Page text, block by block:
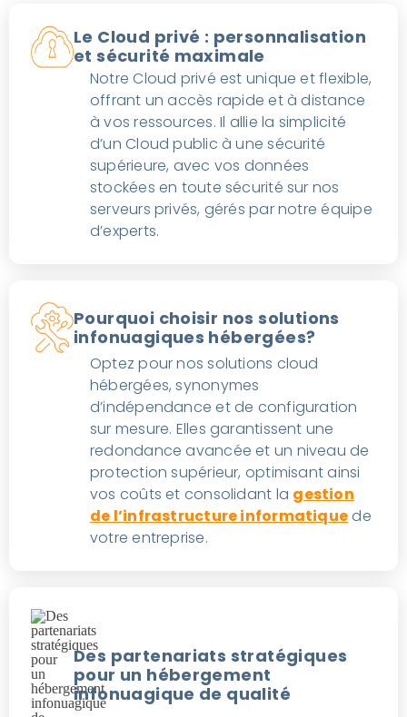
Le Cloud privé : personnalisation
et sécurité maximale
Notre Cloud privé est unique et flexible,
offrant un accès rapide et à distance
à vos ressources. Il allie la simplicité
d’un Cloud public à une sécurité
supérieure, avec vos données
stockées en toute sécurité sur nos
serveurs privés, gérés par notre équipe
d’experts.
Pourquoi choisir nos solutions
infonuagiques hébergées?
Optez pour nos solutions cloud
hébergées, synonymes
d’indépendance et de configuration
sur mesure. Elles garantissent une
redondance avancée et un niveau de
protection supérieur, optimisant ainsi
vos coûts et consolidant la gestion
de l’infrastructure informatiquede
votre entreprise.
Des partenariats stratégiques
pour un hébergement
infonuagique de qualité